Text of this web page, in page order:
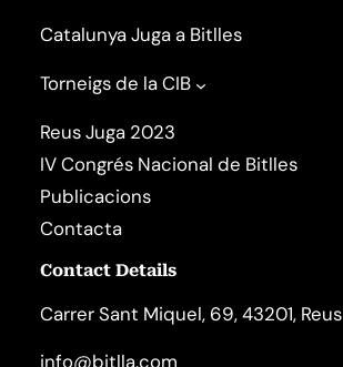
Catalunya Juga a Bitlles
Torneigs de la CIB
Reus Juga 2023
IV Congrés Nacional de Bitlles
Publicacions
Contacta
Contact Details
Carrer Sant Miquel, 69, 43201, Reus
info@bitlla.com